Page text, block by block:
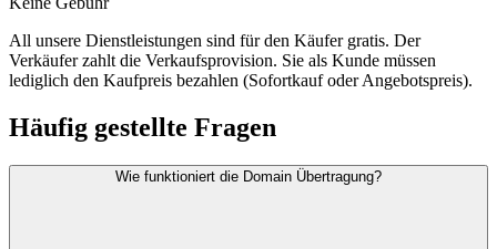
All unsere Dienstleistungen sind für den Käufer gratis. Der
Verkäufer zahlt die Verkaufsprovision. Sie als Kunde müssen
lediglich den Kaufpreis bezahlen (Sofortkauf oder Angebotspreis).
Häufig gestellte Fragen
Wie funktioniert die Domain Übertragung?